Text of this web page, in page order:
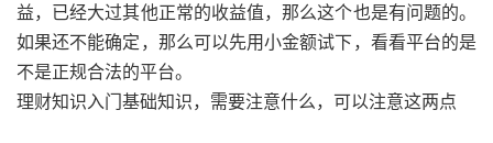
益，已经大过其他正常的收益值，那么这个也是有问题的。
如果还不能确定，那么可以先用小金额试下，看看平台的是
不是正规合法的平台。
理财知识入门基础知识，需要注意什么，可以注意这两点